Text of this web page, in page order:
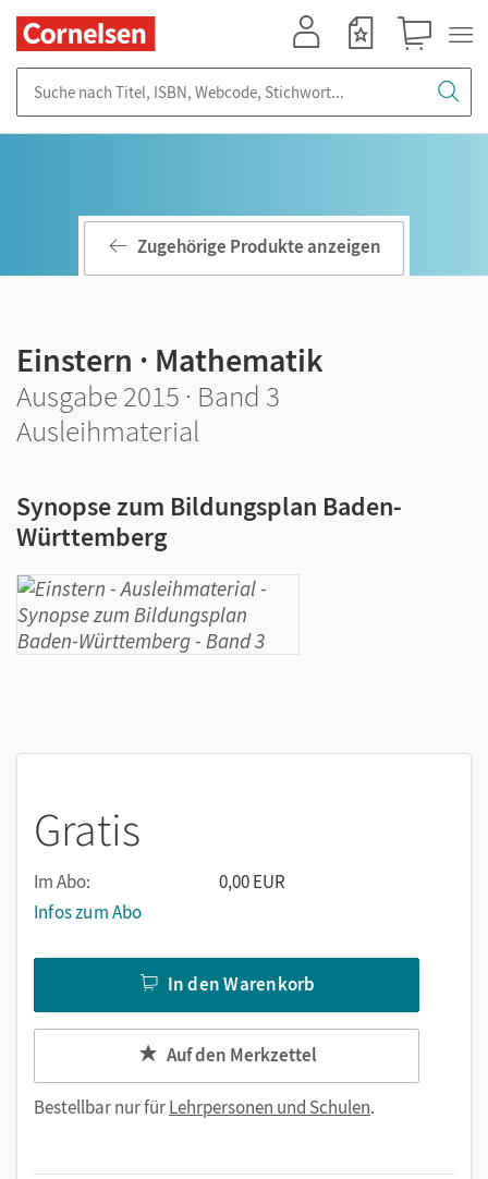
Zugehörige Produkte anzeigen
Einstern · Mathematik
Ausgabe 2015 · Band 3
Ausleihmaterial
Synopse zum Bildungsplan Baden-
Württemberg
Gratis
Im Abo:
0,00 EUR
Infos zum Abo
In den Warenkorb
Auf den Merkzettel
Bestellbar nur fürLehrpersonen und Schulen.